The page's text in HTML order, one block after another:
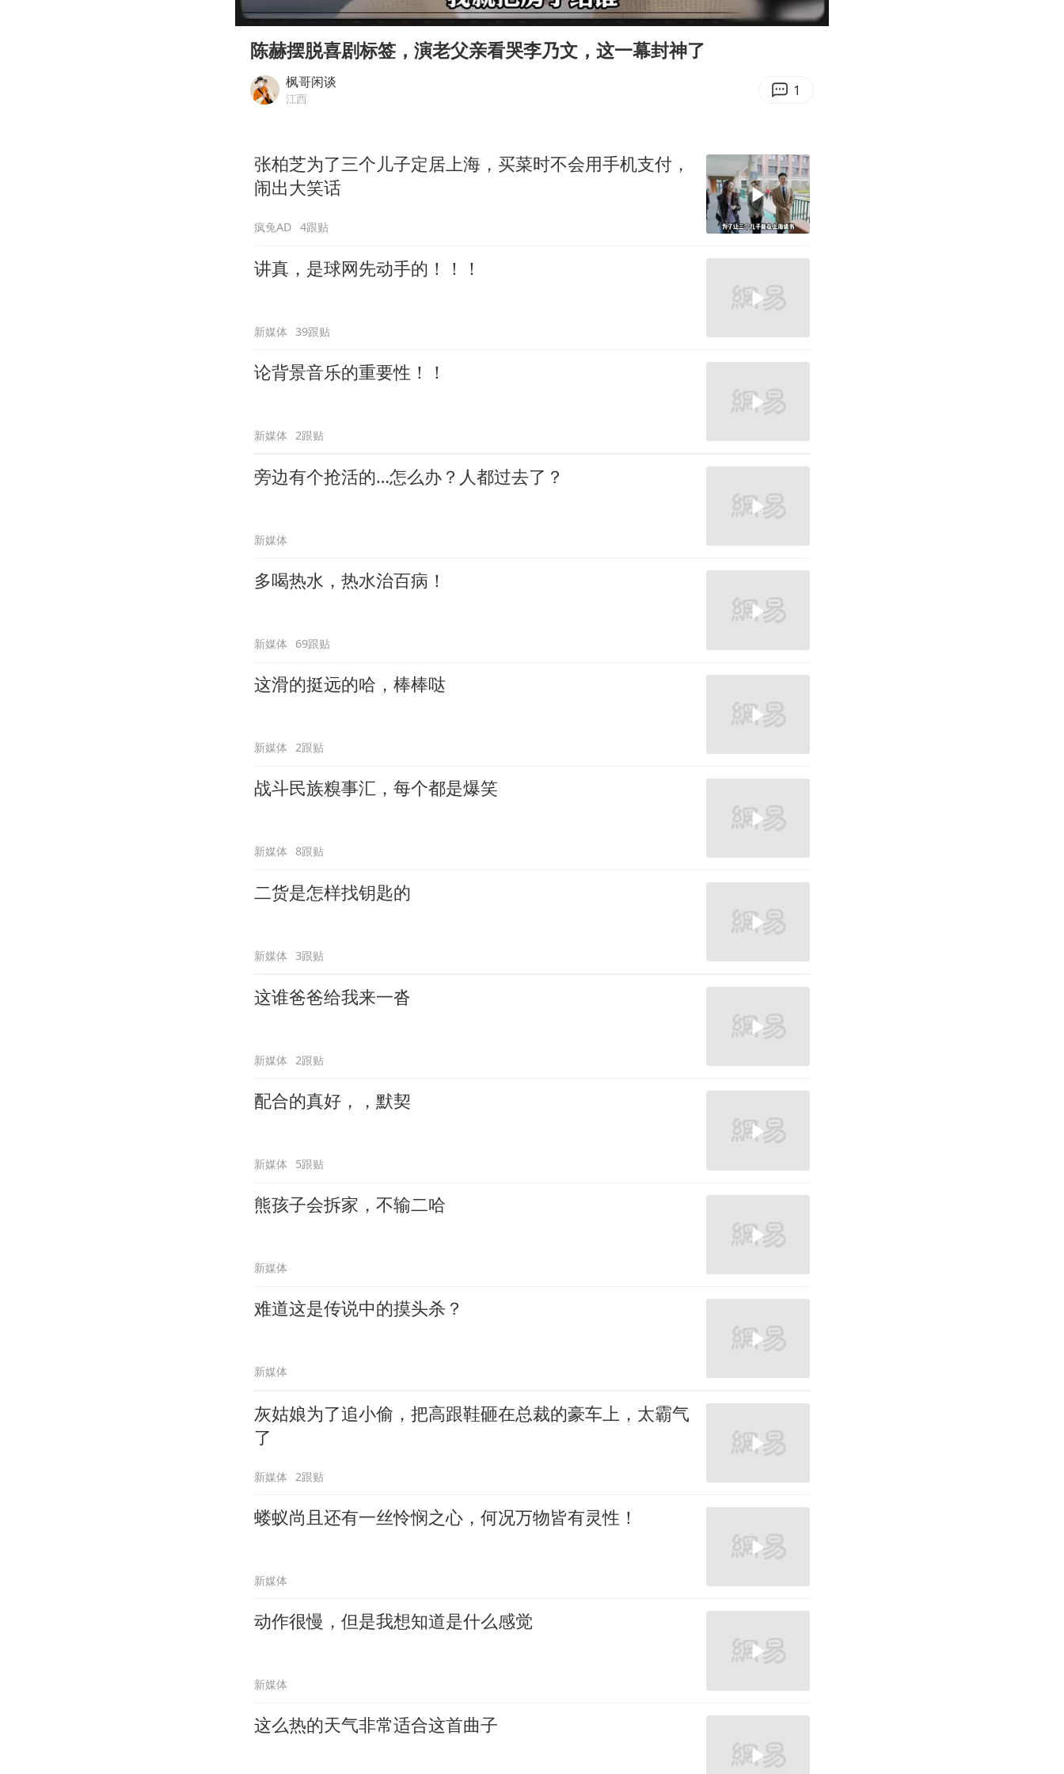
媒体：对美制裁中国的帮凶不必客气
如何把百年大党建设得更加坚强有力
总书记关心百姓身边这些民生大事
Play
03:20
Enter
陈赫摆脱喜剧标签，演老父亲看哭李乃文，这一幕封神了
枫哥闲谈
江西 1
张柏芝为了三个儿子定居上海，买菜时不会用手机支付，
闹出大笑话
疯兔AD 4跟贴
讲真，是球网先动手的！！！
新媒体 39跟贴
论背景音乐的重要性！！
新媒体 2跟贴
旁边有个抢活的…怎么办？人都过去了？
新媒体
多喝热水，热水治百病！
新媒体 69跟贴
这滑的挺远的哈，棒棒哒
新媒体 2跟贴
战斗民族糗事汇，每个都是爆笑
新媒体 8跟贴
二货是怎样找钥匙的
新媒体 3跟贴
这谁爸爸给我来一沓
新媒体 2跟贴
配合的真好，，默契
新媒体 5跟贴
熊孩子会拆家，不输二哈
新媒体
难道这是传说中的摸头杀？
新媒体
灰姑娘为了追小偷，把高跟鞋砸在总裁的豪车上，太霸气
了
新媒体 2跟贴
蝼蚁尚且还有一丝怜悯之心，何况万物皆有灵性！
新媒体
动作很慢，但是我想知道是什么感觉
新媒体
这么热的天气非常适合这首曲子